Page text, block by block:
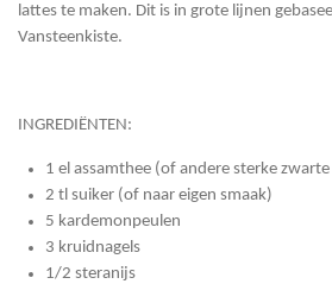
lattes te maken. Dit is in grote lijnen
Vansteenkiste.
INGREDIËNTEN:
1 el assamthee (of andere sterke
2 tl suiker (of naar eigen smaak)
5 kardemonpeulen
3 kruidnagels
1/2 steranijs